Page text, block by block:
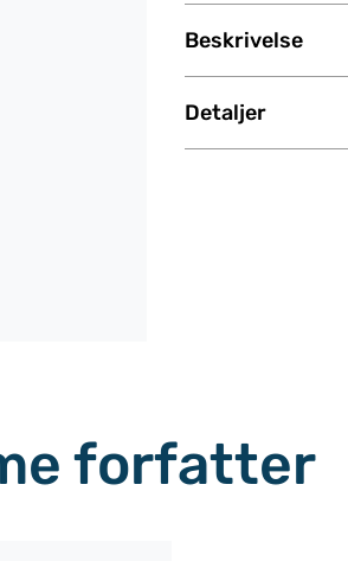
Beskrivelse
Detaljer
forfatter